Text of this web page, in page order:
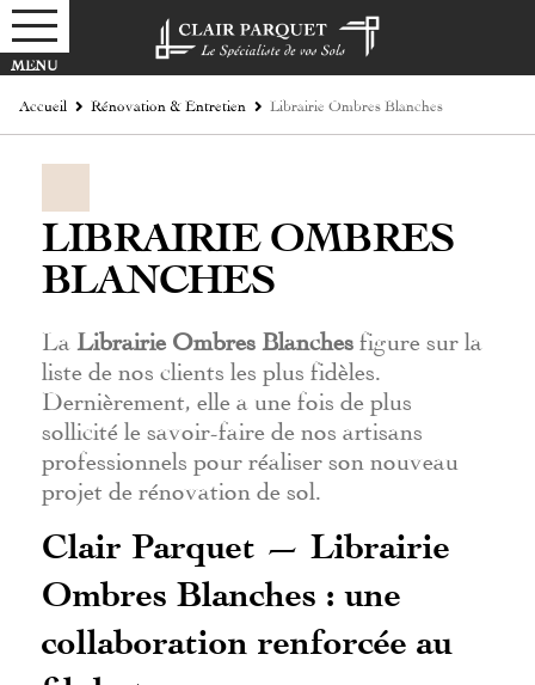
Accueil Rénovation & Entretien Librairie Ombres Blanches
LIBRAIRIE OMBRES
BLANCHES
La Librairie Ombres Blanches figure sur la
liste de nos clients les plus fidèles.
Dernièrement, elle a une fois de plus
sollicité le savoir-faire de nos artisans
professionnels pour réaliser son nouveau
projet de rénovation de sol.
Clair Parquet — Librairie
Ombres Blanches : une
collaboration renforcée au